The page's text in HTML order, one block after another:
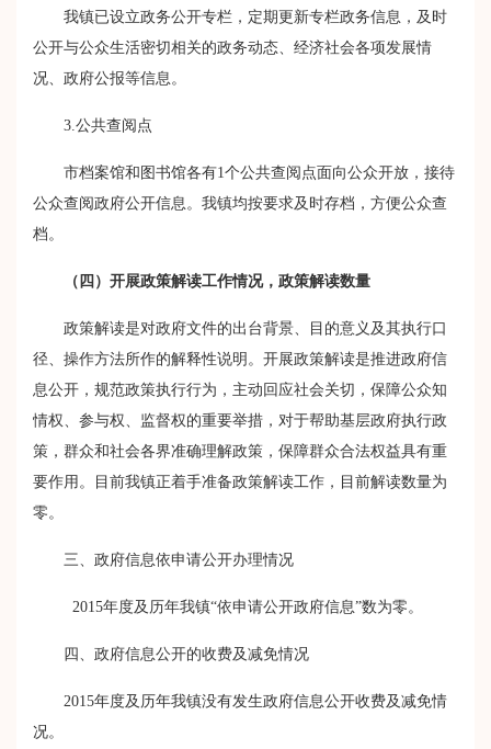
我镇已设立政务公开专栏，定期更新专栏政务信息，及时
公开与公众生活密切相关的政务动态、经济社会各项发展情
况、政府公报等信息。
3. 公共查阅点
市档案馆和图书馆各有1个公共查阅点面向公众开放，接待
公众查阅政府公开信息。我镇均按要求及时存档，方便公众查
档。
（四）开展政策解读工作情况，政策解读数量
政策解读是对政府文件的出台背景、目的意义及其执行口
径、操作方法所作的解释性说明。开展政策解读是推进政府信
息公开，规范政策执行行为，主动回应社会关切，保障公众知
情权、参与权、监督权的重要举措，对于帮助基层政府执行政
策，群众和社会各界准确理解政策，保障群众合法权益具有重
要作用。目前我镇正着手准备政策解读工作，目前解读数量为
零。
三、政府信息依申请公开办理情况
2015年度及历年我镇“依申请公开政府信息”数为零。
四、政府信息公开的收费及减免情况
2015年度及历年我镇没有发生政府信息公开收费及减免情
况。